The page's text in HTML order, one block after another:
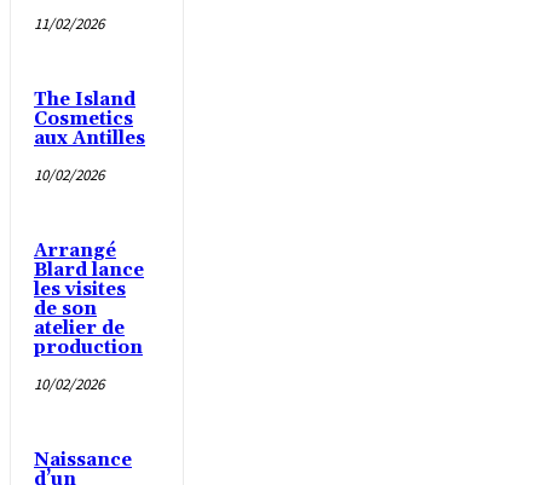
11/02/2026
The Island
Cosmetics
aux Antilles
10/02/2026
Arrangé
Blard lance
les visites
de son
atelier de
production
10/02/2026
Naissance
d’un